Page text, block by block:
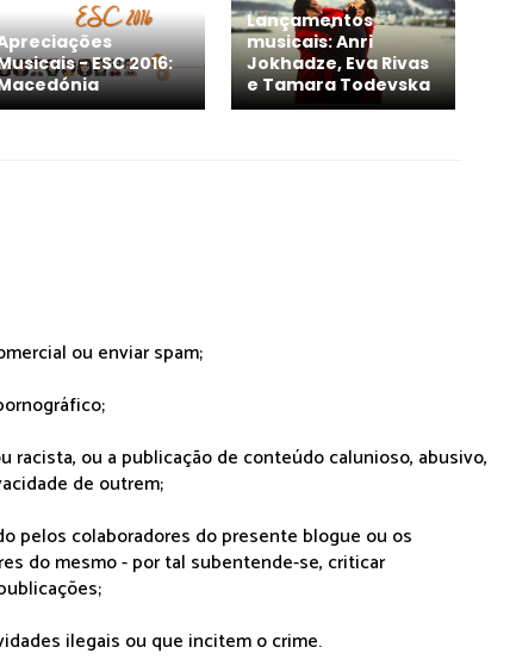
- ESC 2016:
Lançamentos
musicais: Anri
Jokhadze, Eva Rivas
e Tamara Todevska
ou enviar spam;
racista, ou a publicação de conteúdo calunioso, abusivo,
de outrem;
pelos colaboradores do presente blogue ou os
do mesmo - por tal subentende-se, criticar
ilegais ou que incitem o crime.